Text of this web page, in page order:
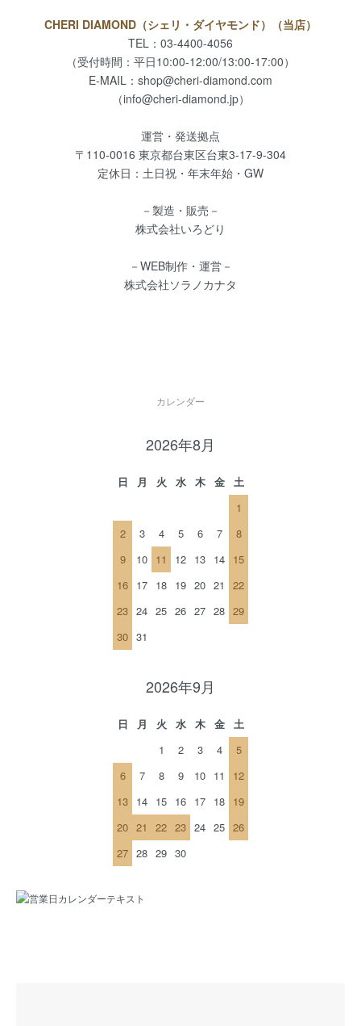
CHERI DIAMOND（シェリ・ダイヤモンド）（当店）
TEL：03-4400-4056
（受付時間：平日10:00-12:00/13:00-17:00）
E-MAIL： shop@cheri-diamond.com
（info@cheri-diamond.jp）
運営・発送拠点
〒110-0016 東京都台東区台東3-17-9-304
定休日：土日祝・年末年始・GW
－製造・販売－
株式会社いろどり
－WEB制作・運営－
株式会社ソラノカナタ
カレンダー
2026年8月
日 月 火 水 木 金
土
1
2
3 4 5 6 7
8
9
10 11 12 13 14 15
16 17 18 19 20 21
22
23 24 25 26 27 28 29
30 31
2026年9月
日 月 火 水 木 金
土
1
2 3 4
5
6
7 8 9 10 11
12
13 14 15 16 17 18 19
20 21 22 23 24 25 26
27 28 29 30